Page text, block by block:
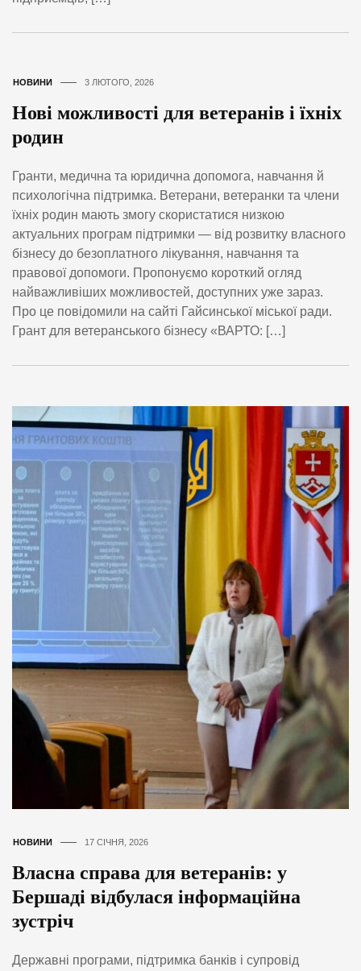
НОВИНИ 3 ЛЮТОГО, 2026
Нові можливості для ветеранів і їхніх
родин
Гранти, медична та юридична допомога, навчання й
психологічна підтримка. Ветерани, ветеранки та члени
їхніх родин мають змогу скористатися низкою
актуальних програм підтримки — від розвитку власного
бізнесу до безоплатного лікування, навчання та
правової допомоги. Пропонуємо короткий огляд
найважливіших можливостей, доступних уже зараз.
Про це повідомили на сайті Гайсинської міської ради.
Грант для ветеранського бізнесу «ВАРТО: […]
НОВИНИ 17 СІЧНЯ, 2026
Власна справа для ветеранів: у
Бершаді відбулася інформаційна
зустріч
Державні програми, підтримка банків і супровід